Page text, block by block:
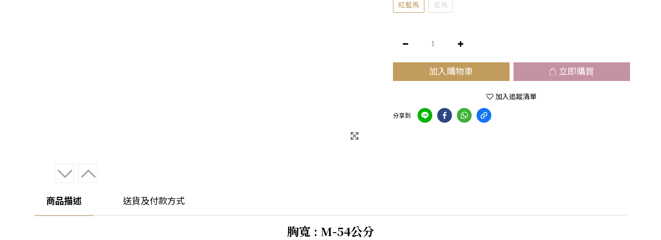
紅藍馬 藍馬
加入購物車 立即購買
加入追蹤清單
分享到
商品描述 送貨及付款方式
胸寬 : M-54公分